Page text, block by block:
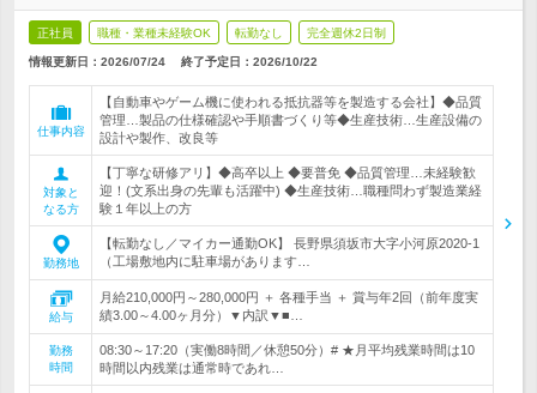
正社員 職種・業種未経験OK 転勤なし 完全週休2日制
情報更新日：2026/07/24 終了予定日： 2026/10/22
仕事内容
【自動車やゲーム機に使われる抵抗器等を製造する会社】◆品質
管理…製品の仕様確認や手順書づくり等◆生産技術…生産設備の
設計や製作、改良等
対象と
なる方
【丁寧な研修アリ】◆高卒以上 ◆要普免 ◆品質管理…未経験歓
迎！(文系出身の先輩も活躍中) ◆生産技術…職種問わず製造業経
験１年以上の方
勤務地
【転勤なし／マイカー通勤OK】 長野県須坂市大字小河原2020-1
（工場敷地内に駐車場があります…
給与
月給210,000円～280,000円 ＋ 各種手当 ＋ 賞与年2回（前年度実
績3.00～4.00ヶ月分）▼内訳▼■…
勤務
時間
08:30～17:20（実働8時間／休憩50分）# ★月平均残業時間は10
時間以内残業は通常時であれ…